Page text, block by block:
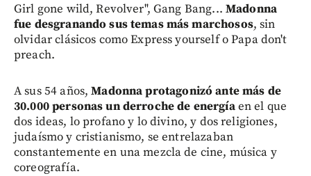
Girl gone wild, Revolver", Gang Bang... Madonna
fue desgranando sus temas más marchosos, sin
olvidar clásicos como Express yourself o Papa don't
preach.
A sus 54 años,Madonna protagonizó ante más de
30.000 personas un derroche de energíaen el que
dos ideas, lo profano y lo divino, y dos religiones,
judaísmo y cristianismo, se entrelazaban
constantemente en una mezcla de cine, música y
coreografía.